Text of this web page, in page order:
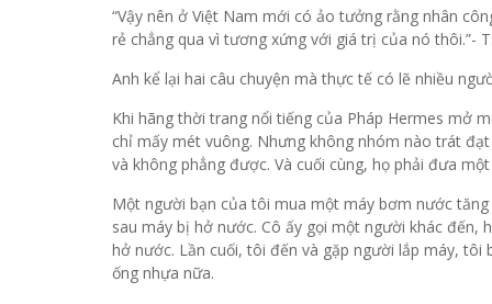
“Vậy nên ở Việt Nam mới có ảo tưởng rằng nhân
rẻ chẳng qua vì tương xứng với giá trị của nó thôi.”-
Anh kể lại hai câu chuyện mà thực tế có lẽ nhiều
Khi hãng thời trang nổi tiếng của Pháp Hermes
chỉ mấy mét vuông. Nhưng không nhóm nào trát
và không phẳng được. Và cuối cùng, họ phải đưa
Một người bạn của tôi mua một máy bơm nước
sau máy bị hở nước. Cô ấy gọi một người khác
hở nước. Lần cuối, tôi đến và gặp người lắp máy,
ống nhựa nữa.